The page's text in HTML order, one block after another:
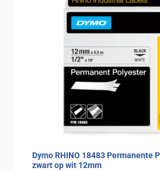
Dymo RHINO 18483 Permanente
zwart op wit 12mm